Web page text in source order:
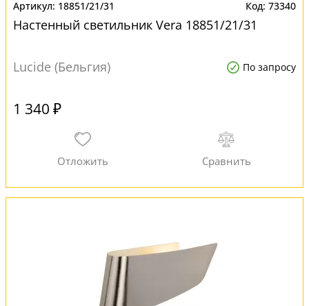
18851/21/31 73340
Настенный светильник Vera 18851/21/31
Lucide (Бельгия) По запросу
1 340 ₽